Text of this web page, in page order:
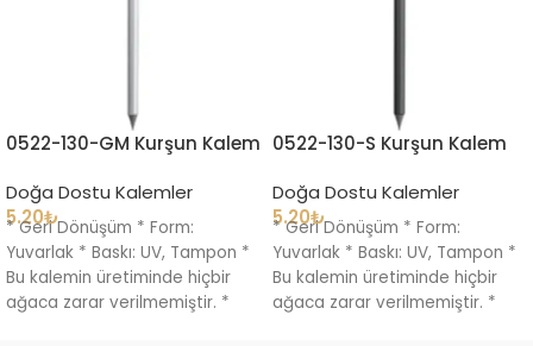
0522-130-GM Kurşun Kalem
Doğa Dostu Kalemler
5.20₺
* Geri Dönüşüm * Form:
Yuvarlak * Baskı: UV, Tampon *
Bu kalemin üretiminde hiçbir
ağaca zarar verilmemiştir. *
0522-130-S Kurşun Kalem
Doğa Dostu Kalemler
5.20₺
* Geri Dönüşüm * Form:
Yuvarlak * Baskı: UV, Tampon *
Bu kalemin üretiminde hiçbir
ağaca zarar verilmemiştir. *